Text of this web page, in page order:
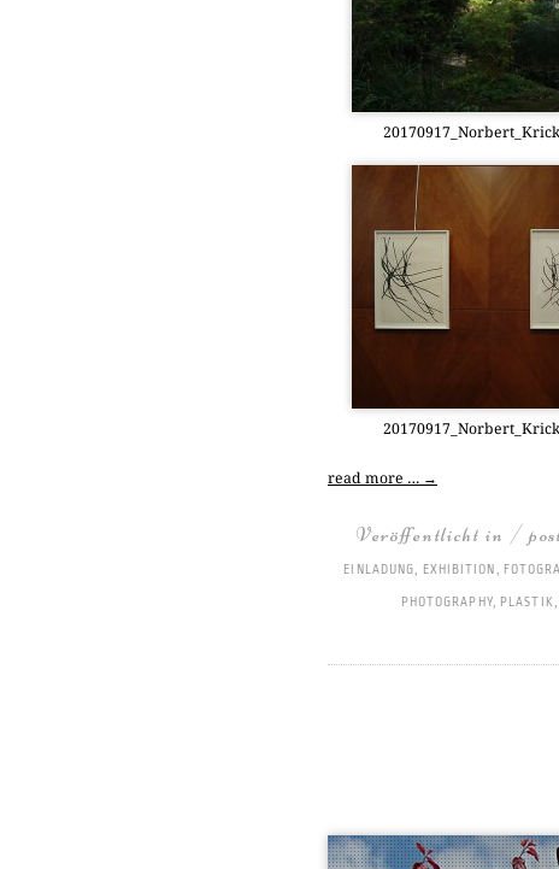
read more … →
Veröffentlicht in /
EINLADUNG, EXHIBITION ,
PHOTOGRAPHY, PLASTIK,